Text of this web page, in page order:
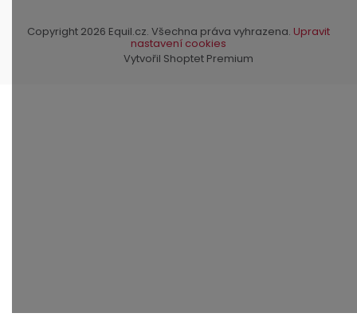
Vytvořil Shoptet Premium
Copyright 2026 Equil.cz. Všechna práva vyhrazena. Upravit
nastavení cookies